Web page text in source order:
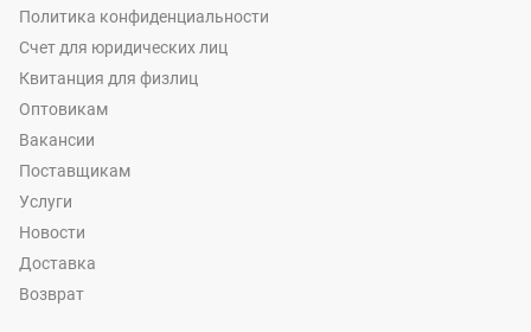
Политика конфиденциальности
Счет для юридических лиц
Квитанция для физлиц
Оптовикам
Вакансии
Поставщикам
Услуги
Новости
Доставка
Возврат